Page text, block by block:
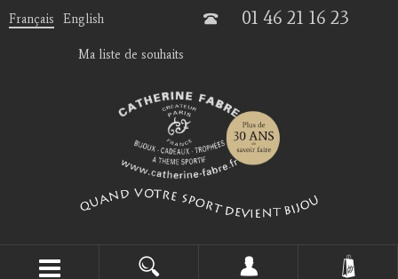
Français English 01 46 21 16 23
Ma liste de souhaits